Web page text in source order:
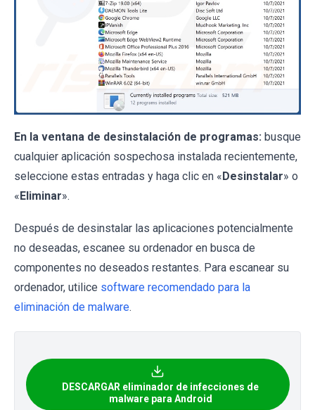
En la ventana de desinstalación de programas: busque
cualquier aplicación sospechosa instalada recientemente,
seleccione estas entradas y haga clic en «Desinstalar» o
«Eliminar».
Después de desinstalar las aplicaciones potencialmente
no deseadas, escanee su ordenador en busca de
componentes no deseados restantes. Para escanear su
ordenador, utilice software recomendado para la
eliminación de malware.
DESCARGAR eliminador de infecciones de
malware para Android